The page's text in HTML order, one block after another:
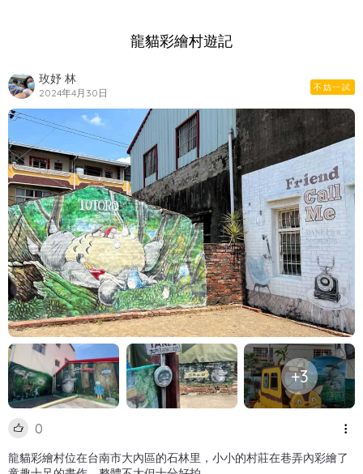
龍貓彩繪村遊記
玫妤 林
2024年4月30日 不妨一試
+3
0
龍貓彩繪村位在台南市大內區的石林里，小小的村莊在巷弄內彩繪了